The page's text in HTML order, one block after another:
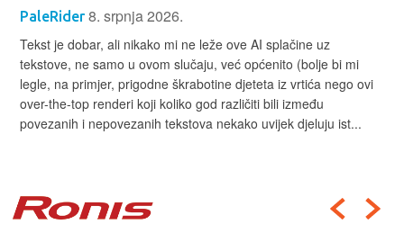
PaleRider 8. srpnja 2026.
Tekst je dobar, ali nikako mi ne leže ove AI splačine uz
tekstove, ne samo u ovom slučaju, već općenito (bolje bi mi
legle, na primjer, prigodne škrabotine djeteta iz vrtića nego ovi
over-the-top renderi koji koliko god različiti bili između
povezanih i nepovezanih tekstova nekako uvijek djeluju ist...